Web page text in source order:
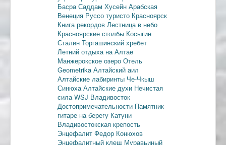
Басра Саддам Хусейн Арабская
Венеция Руссо туристо Красноярск
Книга рекордов Лестница в небо
Красноярские столбы Косыгин
Сталин Торгашинский хребет
Летний отдыха на Алтае
Манжерокское озеро Отель
Geometrika Алтайский аил
Алтайские лабиринты Че-Чкыш
Синюха Алтайские духи Нечистая
сила WSJ Владивосток
Достопримечательности Памятник
гитаре на берегу Катуни
Владивостокская крепость
Энцефалит Федор Конюхов
Энцефалитный клещ Муравьиный